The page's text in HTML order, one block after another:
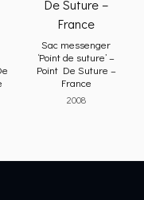
Sac messenger
‘Point de suture’ –
Point De Suture –
France
2008